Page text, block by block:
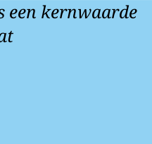
een kernwaarde